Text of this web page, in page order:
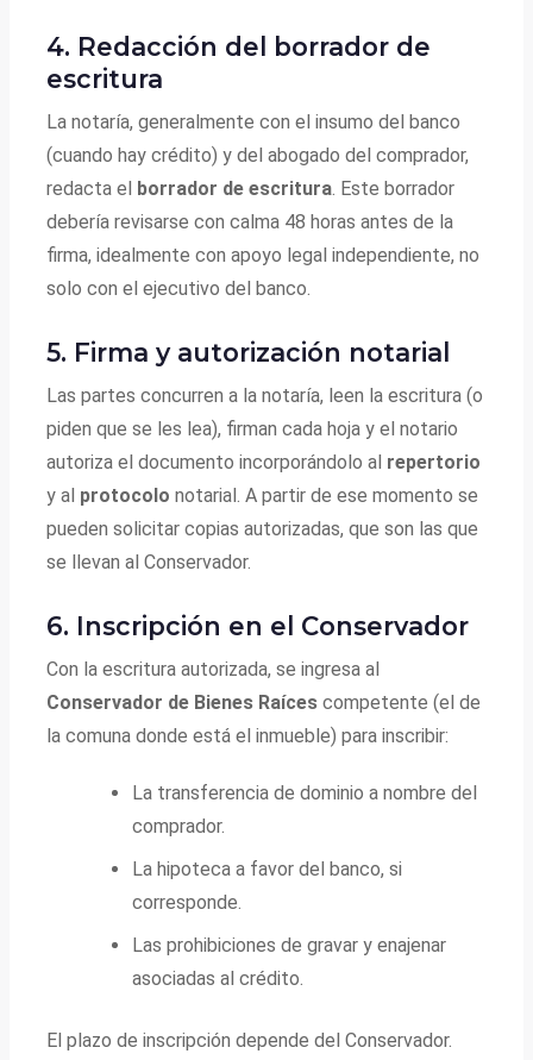
4. Redacción del borrador de
escritura
La notaría, generalmente con el insumo del banco
(cuando hay crédito) y del abogado del comprador,
redacta el borrador de escritura . Este borrador
debería revisarse con calma 48 horas antes de la
firma, idealmente con apoyo legal independiente, no
solo con el ejecutivo del banco.
5. Firma y autorización notarial
Las partes concurren a la notaría, leen la escritura (o
piden que se les lea), firman cada hoja y el notario
autoriza el documento incorporándolo al repertorio
y al protocolo notarial. A partir de ese momento se
pueden solicitar copias autorizadas, que son las que
se llevan al Conservador.
6. Inscripción en el Conservador
Con la escritura autorizada, se ingresa al
Conservador de Bienes Raíces competente (el de
la comuna donde está el inmueble) para inscribir:
La transferencia de dominio a nombre del
comprador.
La hipoteca a favor del banco, si
corresponde.
Las prohibiciones de gravar y enajenar
asociadas al crédito.
El plazo de inscripción depende del Conservador.